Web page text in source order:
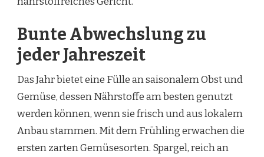
Bunte Abwechslung zu
jeder Jahreszeit
Das Jahr bietet eine Fülle an saisonalem Obst und
Gemüse, dessen Nährstoffe am besten genutzt
werden können, wenn sie frisch und aus lokalem
Anbau stammen. Mit dem Frühling erwachen die
ersten zarten Gemüsesorten. Spargel, reich an